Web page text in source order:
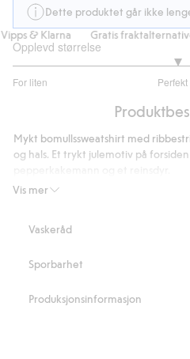
Dette produktet går ikke
& Klarna
Gratis
Opplevd størrelse
For liten Perfekt
av
34
stemmer
Vis mer
Mykt bomullssweatshirt med
og hals. Et trykt julemotiv på
Artikkelnummer
Vaskeråd
Sporbarhet
Produksjonsinformasjon